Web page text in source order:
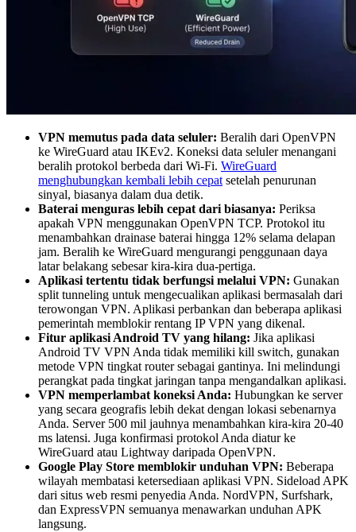
VPN memutus pada data seluler: Beralih dari OpenVPN
ke WireGuard atau IKEv2. Koneksi data seluler menangani
beralih protokol berbeda dari Wi-Fi. WireGuard
menghubungkan kembali lebih cepat setelah penurunan
sinyal, biasanya dalam dua detik.
Baterai menguras lebih cepat dari biasanya: Periksa
apakah VPN menggunakan OpenVPN TCP. Protokol itu
menambahkan drainase baterai hingga 12% selama delapan
jam. Beralih ke WireGuard mengurangi penggunaan daya
latar belakang sebesar kira-kira dua-pertiga.
Aplikasi tertentu tidak berfungsi melalui VPN: Gunakan
split tunneling untuk mengecualikan aplikasi bermasalah dari
terowongan VPN. Aplikasi perbankan dan beberapa aplikasi
pemerintah memblokir rentang IP VPN yang dikenal.
Fitur aplikasi Android TV yang hilang: Jika aplikasi
Android TV VPN Anda tidak memiliki kill switch, gunakan
metode VPN tingkat router sebagai gantinya. Ini melindungi
perangkat pada tingkat jaringan tanpa mengandalkan aplikasi.
VPN memperlambat koneksi Anda: Hubungkan ke server
yang secara geografis lebih dekat dengan lokasi sebenarnya
Anda. Server 500 mil jauhnya menambahkan kira-kira 20-40
ms latensi. Juga konfirmasi protokol Anda diatur ke
WireGuard atau Lightway daripada OpenVPN.
Google Play Store memblokir unduhan VPN: Beberapa
wilayah membatasi ketersediaan aplikasi VPN. Sideload APK
dari situs web resmi penyedia Anda. NordVPN, Surfshark,
dan ExpressVPN semuanya menawarkan unduhan APK
langsung.